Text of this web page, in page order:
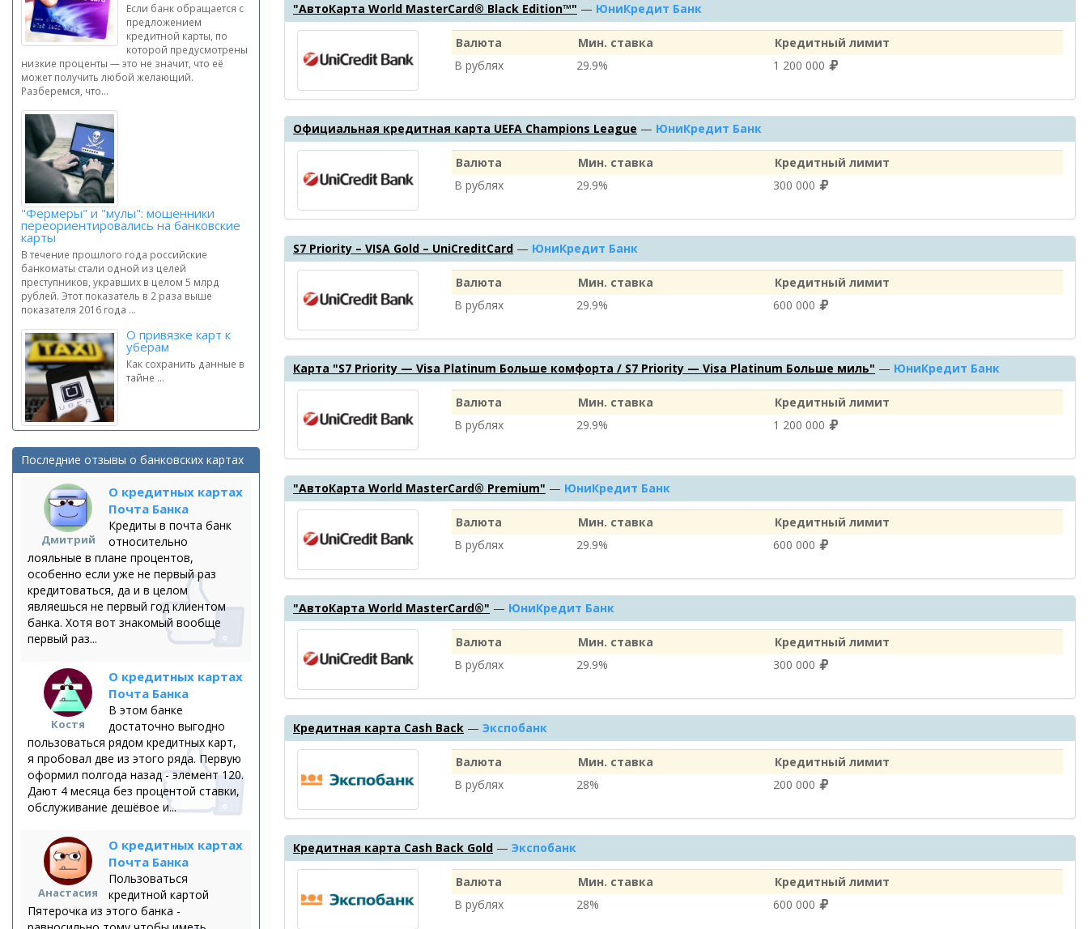
Если банк обращается с
предложением
кредитной карты, по
которой предусмотрены
низкие проценты — это не значит, что её
может получить любой желающий.
Разберемся, что...
"Фермеры" и "мулы": мошенники
переориентировались на банковские
карты
В течение прошлого года российские
банкоматы стали одной из целей
преступников, укравших в целом 5 млрд
рублей. Этот показатель в 2 раза выше
показателя 2016 года ...
О привязке карт к
уберам
Как сохранить данные в
тайне ...
Последние отзывы о банковских картах
Дмитрий
О кредитных картах
Почта Банка
Кредиты в почта банк
относительно
лояльные в плане процентов,
особенно если уже не первый раз
кредитоваться, да и в целом
являешься не первый год клиентом
банка. Хотя вот знакомый вообще
первый раз...
Костя
О кредитных картах
Почта Банка
В этом банке
достаточно выгодно
пользоваться рядом кредитных карт,
я пробовал две из этого ряда. Первую
оформил полгода назад - элемент 120.
Дают 4 месяца без процентой ставки,
обслуживание дешёвое и...
Анастасия
О кредитных картах
Почта Банка
Пользоваться
кредитной картой
Пятерочка из этого банка -
"АвтоКарта World MasterCard® Black Edition™" — ЮниКредит Банк
Валюта Мин. ставка
Кредитный лимит
В рублях
29.9% 1 200 000
Официальная кредитная карта UEFA Champions League — ЮниКредит Банк
Валюта Мин. ставка
Кредитный лимит
В рублях
29.9% 300 000
S7 Priority – VISA Gold – UniCreditCard — ЮниКредит Банк
Валюта Мин. ставка
Кредитный лимит
В рублях
29.9% 600 000
Карта "S7 Priority — Visa Platinum Больше комфорта / S7 Priority — Visa Platinum Больше миль" — ЮниКредит Банк
Валюта Мин. ставка
Кредитный лимит
В рублях
29.9% 1 200 000
"АвтоКарта World MasterCard® Premium" — ЮниКредит Банк
Валюта Мин. ставка
Кредитный лимит
В рублях
29.9% 600 000
"АвтоКарта World MasterCard®" — ЮниКредит Банк
Валюта Мин. ставка
Кредитный лимит
В рублях
29.9% 300 000
Кредитная карта Cash Back — Экспобанк
Валюта Мин. ставка
Кредитный лимит
В рублях
28% 200 000
Кредитная карта Cash Back Gold — Экспобанк
Валюта Мин. ставка
Кредитный лимит
В рублях
28% 600 000